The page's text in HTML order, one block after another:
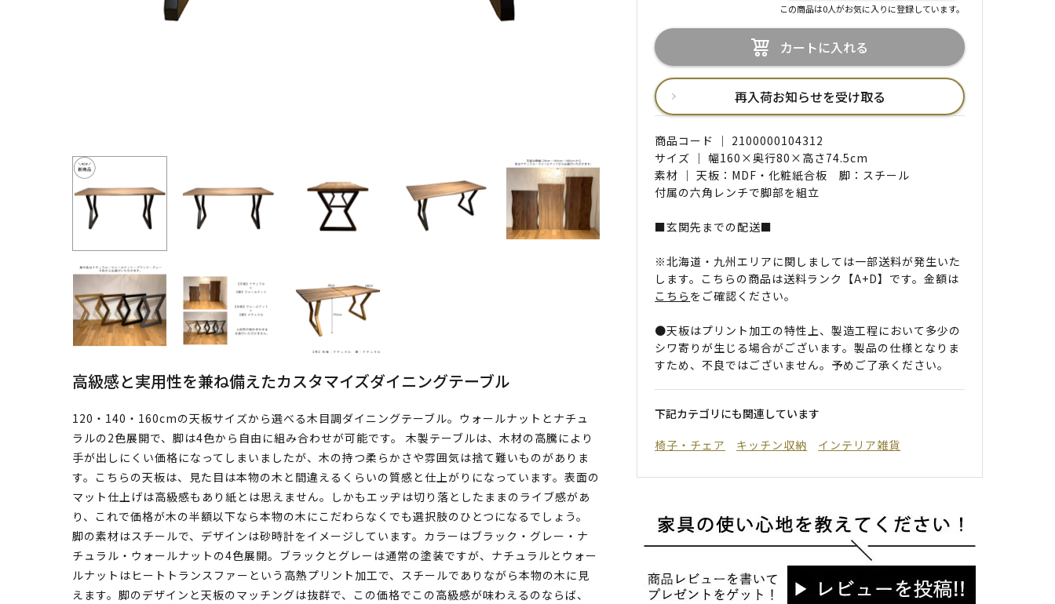
高級感と実用性を兼ね備えたカスタマイズダイニングテーブル
120・140・160cmの天板サイズから選べる木目調ダイニングテーブル。ウォールナットとナチュ
ラルの2色展開で、脚は4色から自由に組み合わせが可能です。 木製テーブルは、木材の高騰により
手が出しにくい価格になってしまいましたが、木の持つ柔らかさや雰囲気は捨て難いものがありま
す。こちらの天板は、見た目は本物の木と間違えるくらいの質感と仕上がりになっています。表面の
マット仕上げは高級感もあり紙とは思えません。しかもエッヂは切り落としたままのライブ感があ
り、これで価格が木の半額以下なら本物の木にこだわらなくでも選択肢のひとつになるでしょう。
脚の素材はスチールで、デザインは砂時計をイメージしています。カラーはブラック・グレー・ナ
チュラル・ウォールナットの4色展開。ブラックとグレーは通常の塗装ですが、ナチュラルとウォー
ルナットはヒートトランスファーという高熱プリント加工で、スチールでありながら本物の木に見
えます。脚のデザインと天板のマッチングは抜群で、この価格でこの高級感が味わえるのならば、
この商品は0人がお気に入りに登録しています。
カートに入れる
再入荷お知らせを受け取る
商品コード ｜ 2100000104312
サイズ ｜ 幅160×奥行80×高さ74.5cm
素材 ｜ 天板：MDF・化粧紙合板 脚：スチール
付属の六角レンチで脚部を組立
■玄関先までの配送■
※北海道・九州エリアに関しましては一部送料が発生いた
します。こちらの商品は送料ランク【A+D】です。金額は
こちら をご確認ください。
●天板はプリント加工の特性上、製造工程において多少の
シワ寄りが生じる場合がございます。製品の仕様となりま
すため、不良ではございません。予めご了承ください。
下記カテゴリにも関連しています
椅子・チェア
キッチン収納 インテリア雑貨